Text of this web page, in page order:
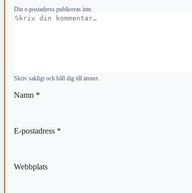
Din e-postadress publiceras inte.
Kommentar
Skriv sakligt och håll dig till ämnet.
Namn *
E-postadress *
Webbplats